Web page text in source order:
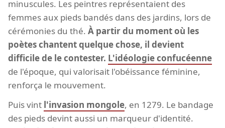
minuscules. Les peintres représentaient des
femmes aux pieds bandés dans des jardins, lors de
cérémonies du thé. À partir du moment où les
poètes chantent quelque chose, il devient
difficile de le contester. L'idéologie confucéenne
de l'époque, qui valorisait l'obéissance féminine,
renforça le mouvement.
Puis vint l'invasion mongole, en 1279. Le bandage
des pieds devint aussi un marqueur d'identité.